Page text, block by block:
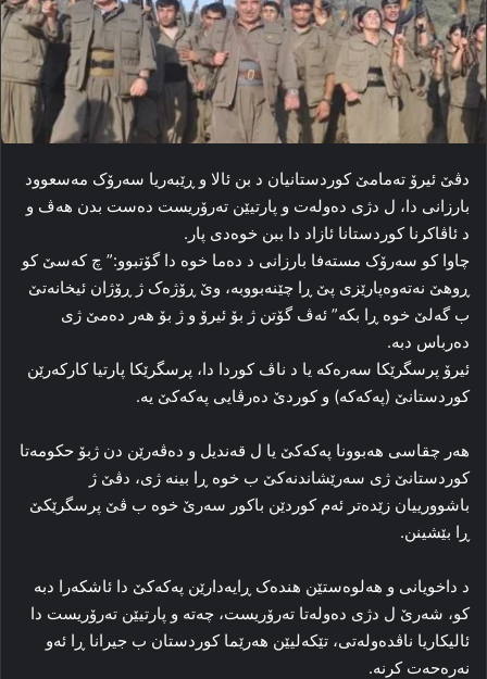
دڤێ ئیرۆ ته‌مامێ کوردستانیان د بن ئالا و ڕێبه‌ریا سەرۆک مەسعوود
بارزانی دا، ل دژی ده‌وله‌ت و پارتیێن ته‌رۆریست ده‌ست بدن هه‌ڤ و
د ئاڤاکرنا کوردستانا ئازاد دا ببن خوه‌دی پار.
چاوا کو سه‌رۆک مسته‌فا بارزانی د ده‌ما خوه‌ دا گۆتبوو:” چ که‌سێ کو
ڕوهێ نه‌ته‌وه‌پارێزی پێ ڕا چێنه‌بووبه‌، وێ ڕۆژه‌ک ژ ڕۆژان ئیخانه‌تێ
ب گه‌لێ خوه‌ ڕا بکه‌” ئه‌ڤ گۆتن ژ بۆ ئیرۆ و ژ بۆ هه‌ر ده‌مێ ژی
ده‌رباس دبه‌.
ئیرۆ پرسگرێکا سه‌ره‌که‌ یا د ناڤ کوردا دا، پرسگرێکا پارتیا كاركەرێن
كوردستانێ (پەکەکە) و کوردێ ده‌رڤایی پەکەکێ یه‌.
هه‌ر چقاسی هه‌بوونا پەکەکێ یا ل قه‌ندیل و ده‌ڤه‌رێن دن ژبۆ حکومه‌تا
کوردستانێ ژی سه‌رێشاندنه‌کێ ب خوه‌ ڕا بینه‌ ژی، دڤێ ژ
باشوورییان زێده‌تر ئه‌م کوردێن باکور سه‌رێ خوه‌ ب ڤێ پرسگرێکێ
ڕا بێشینن.
د داخویانی و هه‌لوه‌ستێن هنده‌ک ڕایه‌دارێن پەکەکێ دا ئاشكەرا دبە
کو، شه‌رێ ل دژی ده‌وله‌تا ته‌رۆریست، چه‌ته‌ و پارتیێن ته‌رۆریست دا
ئالیکاریا ناڤده‌وله‌تی، تێكەلیێن هه‌رێما کوردستان ب جیرانا ڕا ئه‌و
نه‌ره‌حه‌ت کرنه‌.